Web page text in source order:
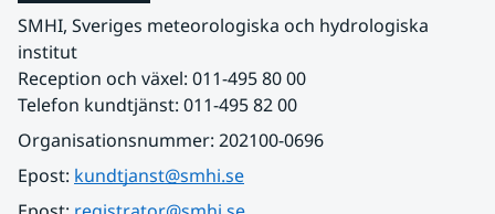
SMHI, Sveriges meteorologiska och hydrologiska
institut
Reception och växel: 011-495 80 00
Telefon kundtjänst: 011-495 82 00
Organisationsnummer: 202100-0696
Epost: kundtjanst@smhi.se